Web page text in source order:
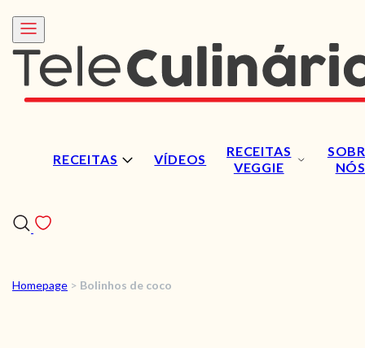
RECEITAS VÍDEOS
RECEITAS
VEGGIE
NÓS
RECEITAS
Homepage > Bolinhos de coco